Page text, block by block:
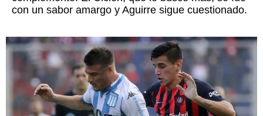
con un sabor amargo y Aguirre sigue cuestionado.